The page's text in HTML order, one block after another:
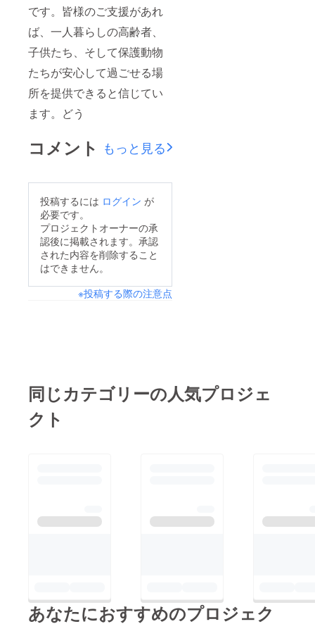
です。皆様のご支援があれ
ば、一人暮らしの高齢者、
子供たち、そして保護動物
たちが安心して過ごせる場
所を提供できると信じてい
ます。どう
コメント もっと見る
投稿するには ログイン が
必要です。
プロジェクトオーナーの承
認後に掲載されます。承認
された内容を削除すること
はできません。
※投稿する際の注意点
同じカテゴリーの人気プロジェ
クト
あなたにおすすめのプロジェク